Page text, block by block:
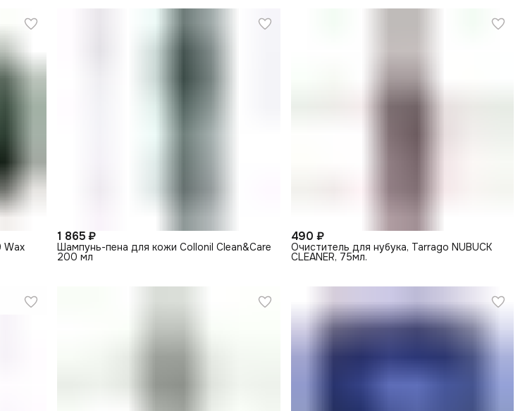
Wax
1 865 ₽
Шампунь-пена для кожи Collonil Clean&Care
200 мл
490 ₽
Очиститель для нубука, Tarrago NUBUCK
CLEANER, 75мл.